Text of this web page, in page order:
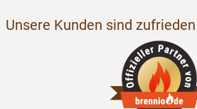
Unsere Kunden sind zufrieden